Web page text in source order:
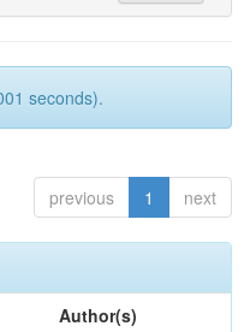
seconds).
previous 1 next
Author(s)